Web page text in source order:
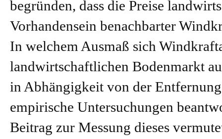
begründen, dass die Preise
Vorhandensein benachbarter
In welchem Ausmaß sich
landwirtschaftlichen Bodenmarkt
in Abhängigkeit von der
empirische Untersuchungen
Beitrag zur Messung dieses